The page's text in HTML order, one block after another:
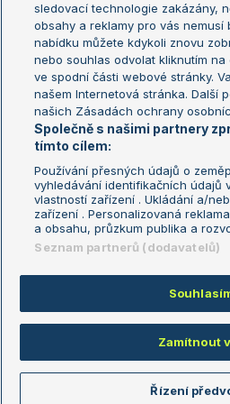
Turnaj
Aktualní trendy
Fotbalové přestupy
Livesport Daily
LS Prague Open
Podmínky užití
GDPR a žurnalistika
Reklama
Kontakt
údajů
Copyright © 2008-2026 TenisPortal.cz.
sledovací technologie zakázány,
obsahy a reklamy pro vás nemusí
nabídku můžete kdykoli znovu
nebo souhlas odvolat kliknutím na
ve spodní části webové stránky.
našem Internetová stránka. Další
našich Zásadách ochrany
Společně s našimi partnery
tímto cílem:
Používání přesných údajů o
vyhledávání identifikačních údajů
vlastností zařízení . Ukládání a/
zařízení . Personalizovaná
a obsahu, průzkum publika a
Seznam partnerů (dodavatelů)
Zamítnout
Řízení